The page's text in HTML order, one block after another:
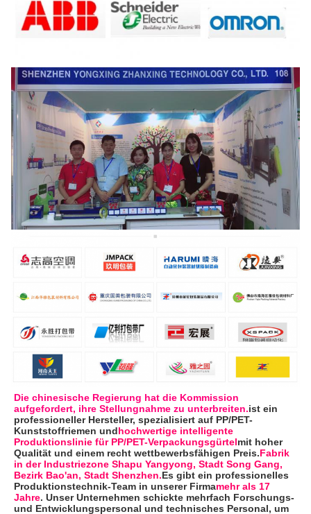
Die chinesische Regierung hat die Kommission
aufgefordert, ihre Stellungnahme zu unterbreiten.ist ein
professioneller Hersteller, spezialisiert auf PP/PET-
Kunststoffriemen undhochwertige intelligente
Produktionslinie für PP/PET-Verpackungsgürtelmit hoher
Qualität und einem recht wettbewerbsfähigen Preis.Fabrik
in der Industriezone Shapu Yangyong, Stadt Song Gang,
Bezirk Bao'an, Stadt Shenzhen.Es gibt ein professionelles
Produktionstechnik-Team in unserer Firmamehr als 17
Jahre. Unser Unternehmen schickte mehrfach Forschungs-
und Entwicklungspersonal und technisches Personal, um